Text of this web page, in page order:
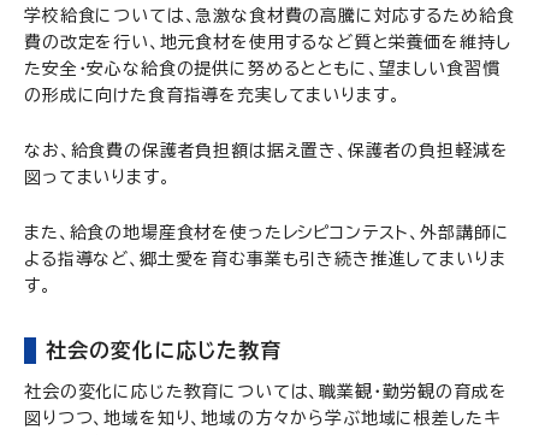
学校給食については、急激な食材費の高騰に対応するため給食
費の改定を行い、地元食材を使用するなど質と栄養価を維持し
た安全・安心な給食の提供に努めるとともに、望ましい食習慣
の形成に向けた食育指導を充実してまいります。
なお、給食費の保護者負担額は据え置き、保護者の負担軽減を
図ってまいります。
また、給食の地場産食材を使ったレシピコンテスト、外部講師に
よる指導など、郷土愛を育む事業も引き続き推進してまいりま
す。
社会の変化に応じた教育
社会の変化に応じた教育については、職業観・勤労観の育成を
図りつつ、地域を知り、地域の方々から学ぶ地域に根差したキ